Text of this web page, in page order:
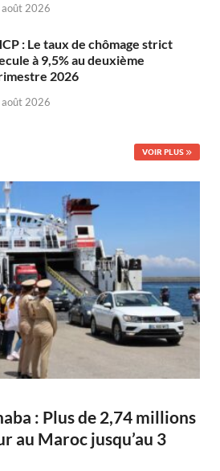
août 2026
: Le taux de chômage strict
à 9,5% au deuxième
2026
2026
VOIR PLUS
: Plus de 2,74 millions
au Maroc jusqu’au 3